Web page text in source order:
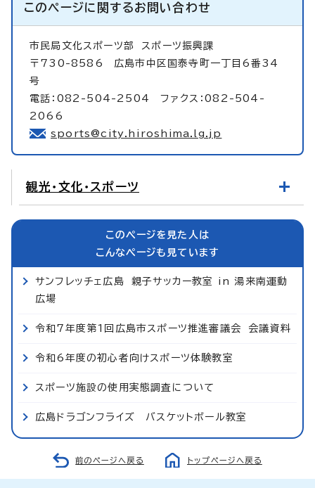
このページに関するお問い合わせ
市民局文化スポーツ部 スポーツ振興課
〒730-8586 広島市中区国泰寺町一丁目6番34
号
電話：082-504-2504 ファクス：082-504-
2066
sports@city.hiroshima.lg.jp
観光・文化・スポーツ
このページを見た人は
こんなページも見ています
サンフレッチェ広島 親子サッカー教室 in 湯来南運動
広場
令和7年度第1回広島市スポーツ推進審議会 会議資料
令和6年度の初心者向けスポーツ体験教室
スポーツ施設の使用実態調査について
広島ドラゴンフライズ バスケットボール教室
前のページへ戻る トップページへ戻る